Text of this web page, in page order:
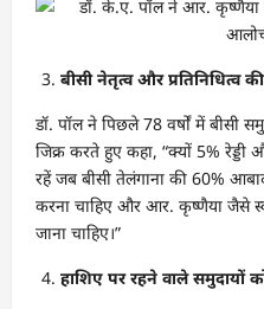
बीसी नेतृत्व और प्रतिनिधित्व
डॉ. पॉल ने पिछले 78 वर्षों में बीसी
जिक्र करते हुए कहा, “क्यों 5% रेड्डी
रहें जब बीसी तेलंगाना की 60%
करना चाहिए और आर. कृष्णैया जैसे
जाना चाहिए।”
हाशिए पर रहने वाले